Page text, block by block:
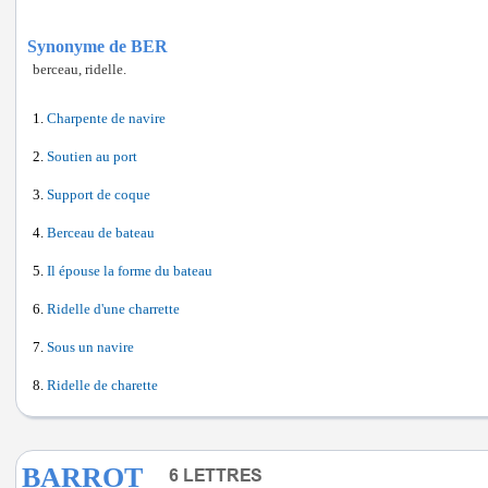
Synonyme de BER
berceau, ridelle.
Charpente de navire
Soutien au port
Support de coque
Berceau de bateau
Il épouse la forme du bateau
Ridelle d'une charrette
Sous un navire
Ridelle de charette
BARROT